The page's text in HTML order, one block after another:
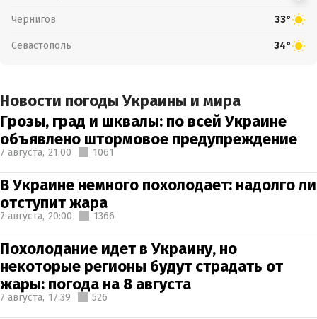
Чернигов 33°
Севастополь 34°
Новости погоды Украины и мира
Грозы, град и шквалы: по всей Украине
объявлено штормовое предупреждение
7 августа, 21:00 1061
В Украине немного похолодает: надолго ли
отступит жара
7 августа, 20:00 1366
Похолодание идет в Украину, но
некоторые регионы будут страдать от
жары: погода на 8 августа
7 августа, 17:39 526